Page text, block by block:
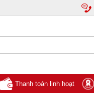
Thanh toán linh hoạt